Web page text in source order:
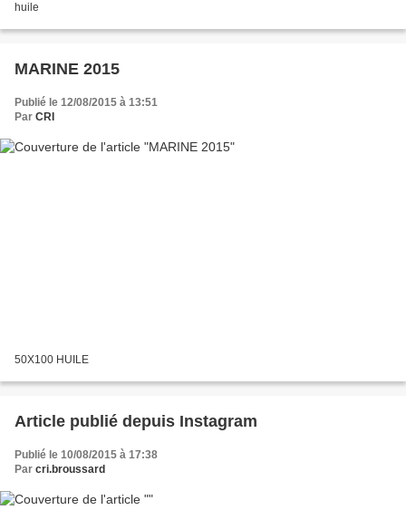
huile
MARINE 2015
Publié le 12/08/2015 à 13:51
Par CRI
50X100 HUILE
Article publié depuis Instagram
Publié le 10/08/2015 à 17:38
Par cri.broussard